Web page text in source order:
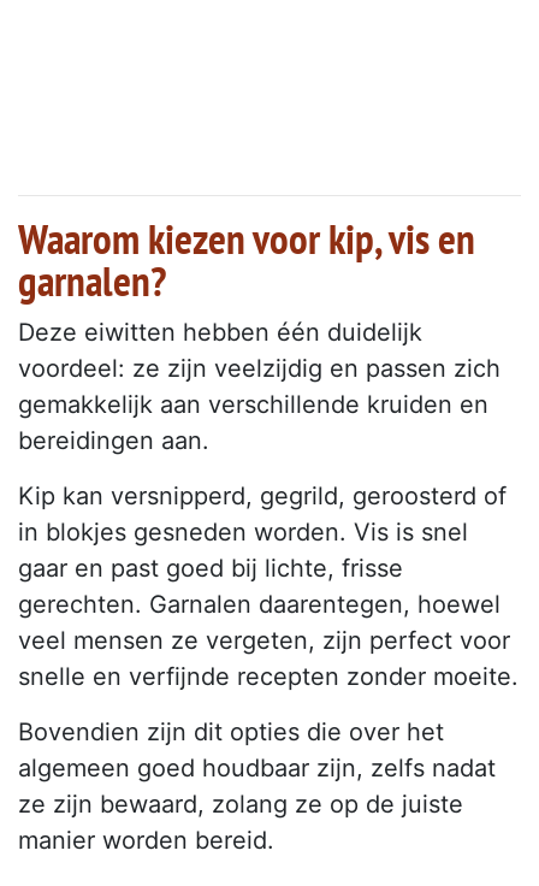
Waarom kiezen voor kip, vis en
garnalen?
Deze eiwitten hebben één duidelijk
voordeel: ze zijn veelzijdig en passen zich
gemakkelijk aan verschillende kruiden en
bereidingen aan.
Kip kan versnipperd, gegrild, geroosterd of
in blokjes gesneden worden. Vis is snel
gaar en past goed bij lichte, frisse
gerechten. Garnalen daarentegen, hoewel
veel mensen ze vergeten, zijn perfect voor
snelle en verfijnde recepten zonder moeite.
Bovendien zijn dit opties die over het
algemeen goed houdbaar zijn, zelfs nadat
ze zijn bewaard, zolang ze op de juiste
manier worden bereid.